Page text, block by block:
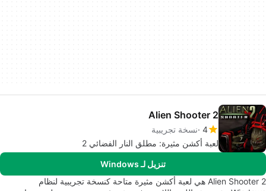
Alien Shooter 2
4 نسخة تجريبية
لعبة أكشن مثيرة: مطلق النار الفضائي 2
تنزيل لـ Windows
Alien Shooter 2 هي لعبة أكشن مثيرة متاحة كنسخة تجريبية لنظام